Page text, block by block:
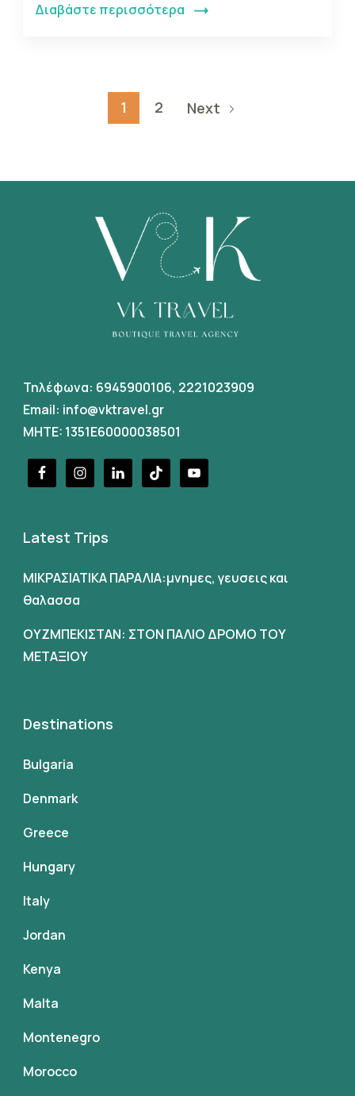
Διαβάστε περισσότερα
1 2 Next
Τηλέφωνα: 6945900106, 2221023909
Email: info@vktravel.gr
MHTE: 1351E60000038501
Latest Trips
ΜΙΚΡΑΣΙΑΤΙΚΑ ΠΑΡΑΛΙΑ:μνημες, γευσεις και
θαλασσα
ΟΥΖΜΠΕΚΙΣΤΑΝ: ΣΤΟΝ ΠΑΛΙΟ ΔΡΟΜΟ ΤΟΥ
ΜΕΤΑΞΙΟΥ
Destinations
Bulgaria
Denmark
Greece
Hungary
Italy
Jordan
Kenya
Malta
Montenegro
Morocco